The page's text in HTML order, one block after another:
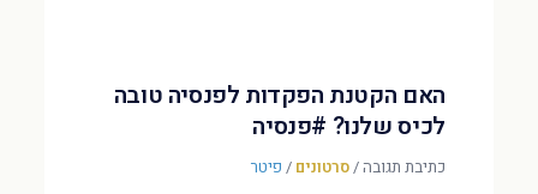
האם הקטנת הפקדות לפנסיה טובה
לכיס שלנו? #פנסיה
כתיבת תגובה/סרטונים / פיטר